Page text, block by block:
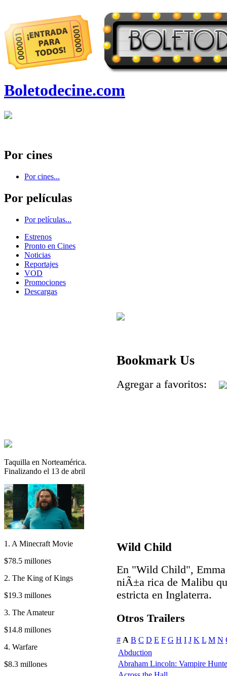
Boletodecine.com
Por cines
Por cines...
Por películas
Por películas...
Estrenos
Pronto en Cines
Noticias
Reportajes
VOD
Promociones
Descargas
Taquilla en Norteamérica.
Finalizando el 13 de abril
1. A Minecraft Movie
$78.5 millones
2. The King of Kings
$19.3 millones
3. The Amateur
$14.8 millones
4. Warfare
$8.3 millones
Bookmark Us
Agregar a favoritos:
Wild Child
En "Wild Child", Emma
niÃ±a rica de Malibu
estricta en Inglaterra.
Otros Trailers
# A B C D E F G H I J K L M N
Abduction
Abraham Lincoln: Vampire